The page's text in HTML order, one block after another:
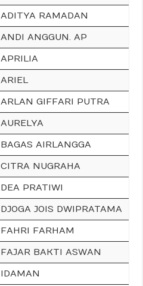
ADITYA RAMADAN
ANDI ANGGUN. AP
APRILIA
ARIEL
ARLAN GIFFARI PUTRA
AURELYA
BAGAS AIRLANGGA
CITRA NUGRAHA
DEA PRATIWI
DJOGA JOIS DWIPRATAMA
FAHRI FARHAM
FAJAR BAKTI ASWAN
IDAMAN